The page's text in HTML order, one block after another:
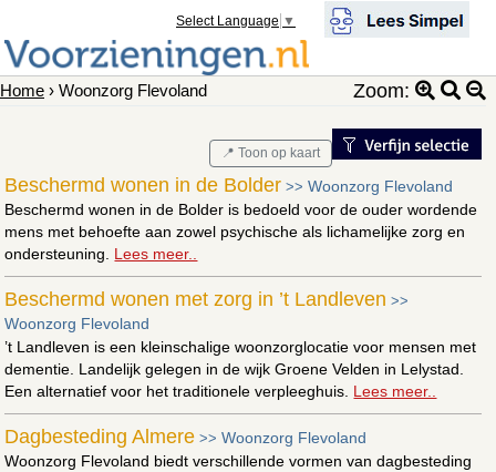
Select Language ▼
Home › Woonzorg Flevoland Zoom:
📍 Toon op kaart
Beschermd wonen in de Bolder >>Woonzorg Flevoland
Beschermd wonen in de Bolder is bedoeld voor de ouder wordende
mens met behoefte aan zowel psychische als lichamelijke zorg en
ondersteuning. Lees meer..
Beschermd wonen met zorg in ’t Landleven >>
Woonzorg Flevoland
’t Landleven is een kleinschalige woonzorglocatie voor mensen met
dementie. Landelijk gelegen in de wijk Groene Velden in Lelystad.
Een alternatief voor het traditionele verpleeghuis. Lees meer..
Dagbesteding Almere >>Woonzorg Flevoland
Woonzorg Flevoland biedt verschillende vormen van dagbesteding